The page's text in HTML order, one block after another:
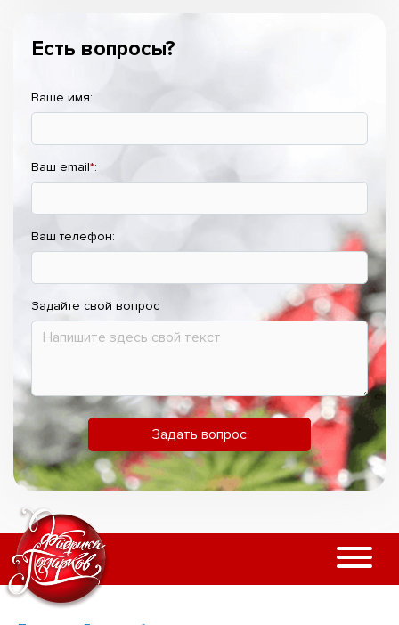
Есть вопросы?
Ваше имя:
Ваш email*:
Ваш телефон:
Задайте свой вопрос
Задать вопрос